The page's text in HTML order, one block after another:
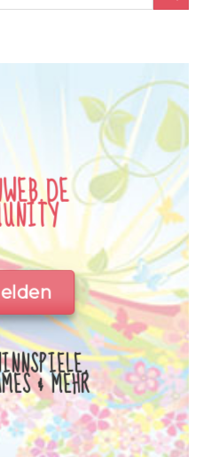
& MEHR